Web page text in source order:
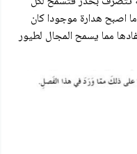
اصبح هدارة موجودا كان
مما يسمح المجال لطيور